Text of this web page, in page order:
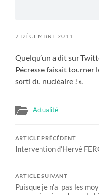
7 DÉCEMBRE 2011
Quelqu’un a dit sur
Pécresse faisait tourner
sorti du nucléaire ! ».
Actualité
ARTICLE PRÉCÉDENT
Intervention d’Hervé
ARTICLE SUIVANT
Puisque je n’ai pas les